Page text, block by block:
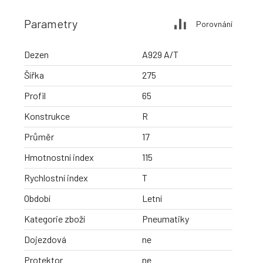
Parametry Porovnání
Dezen
A929 A/T
Šířka
275
Profil
65
Konstrukce
R
Průměr
17
Hmotnostní index
115
Rychlostní index
T
Období
Letní
Kategorie zboží
Pneumatiky
Dojezdová
ne
Protektor
ne